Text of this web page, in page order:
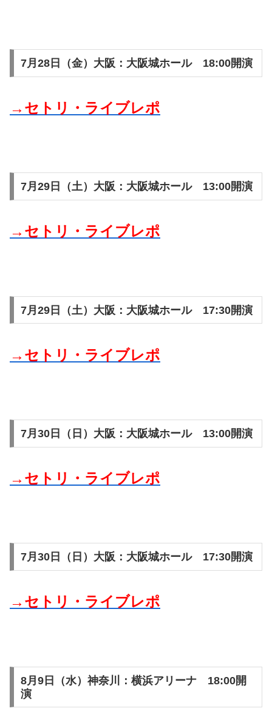
7月28日（金）大阪：大阪城ホール 18:00開演
→セトリ・ライブレポ
7月29日（土）大阪：大阪城ホール 13:00開演
→セトリ・ライブレポ
7月29日（土）大阪：大阪城ホール 17:30開演
→セトリ・ライブレポ
7月30日（日）大阪：大阪城ホール 13:00開演
→セトリ・ライブレポ
7月30日（日）大阪：大阪城ホール 17:30開演
→セトリ・ライブレポ
8月9日（水）神奈川：横浜アリーナ 18:00開
演